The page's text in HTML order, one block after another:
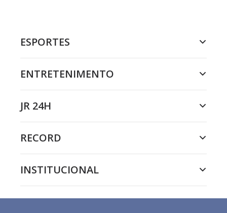
ESPORTES
ENTRETENIMENTO
JR 24H
RECORD
INSTITUCIONAL